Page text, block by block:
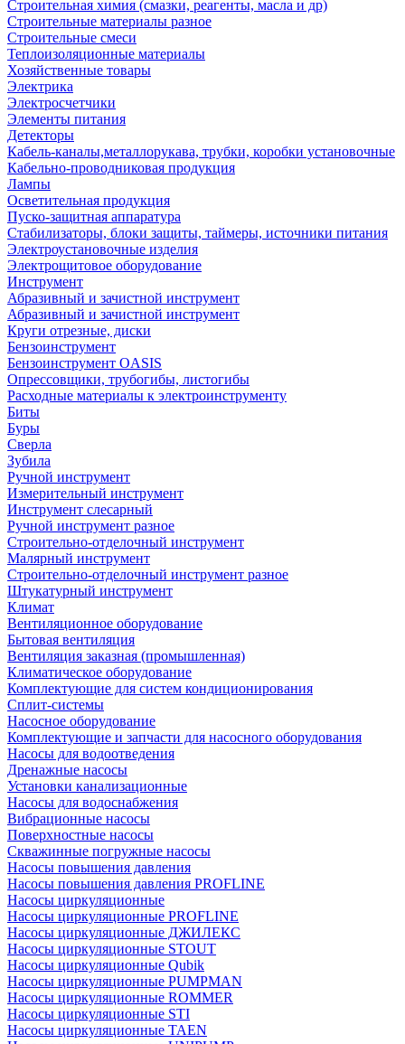
Строительная химия (смазки, реагенты, масла и др)
Строительные материалы разное
Строительные смеси
Теплоизоляционные материалы
Хозяйственные товары
Электрика
Электросчетчики
Элементы питания
Детекторы
Кабель-каналы,металлорукава, трубки, коробки установочные
Кабельно-проводниковая продукция
Лампы
Осветительная продукция
Пуско-защитная аппаратура
Стабилизаторы, блоки защиты, таймеры, источники питания
Электроустановочные изделия
Электрощитовое оборудование
Инструмент
Абразивный и зачистной инструмент
Абразивный и зачистной инструмент
Круги отрезные, диски
Бензоинструмент
Бензоинструмент OASIS
Опрессовщики, трубогибы, листогибы
Расходные материалы к электроинструменту
Биты
Буры
Сверла
Зубила
Ручной инструмент
Измерительный инструмент
Инструмент слесарный
Ручной инструмент разное
Строительно-отделочный инструмент
Малярный инструмент
Строительно-отделочный инструмент разное
Штукатурный инструмент
Климат
Вентиляционное оборудование
Бытовая вентиляция
Вентиляция заказная (промышленная)
Климатическое оборудование
Комплектующие для систем кондиционирования
Сплит-системы
Насосное оборудование
Комплектующие и запчасти для насосного оборудования
Насосы для водоотведения
Дренажные насосы
Установки канализационные
Насосы для водоснабжения
Вибрационные насосы
Поверхностные насосы
Скважинные погружные насосы
Насосы повышения давления
Насосы повышения давления PROFLINE
Насосы циркуляционные
Насосы циркуляционные PROFLINE
Насосы циркуляционные ДЖИЛЕКС
Насосы циркуляционные STOUT
Насосы циркуляционные Qubik
Насосы циркуляционные PUMPMAN
Насосы циркуляционные ROMMER
Насосы циркуляционные STI
Насосы циркуляционные TAEN